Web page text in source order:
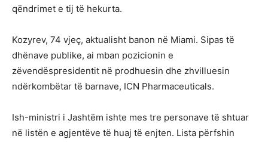
qëndrimet e tij të hekurta.
Kozyrev, 74 vjeç, aktualisht banon në Miami. Sipas të
dhënave publike, ai mban pozicionin e
zëvendëspresidentit në prodhuesin dhe zhvilluesin
ndërkombëtar të barnave, ICN Pharmaceuticals.
Ish-ministri i Jashtëm ishte mes tre personave të shtuar
në listën e agjentëve të huaj të enjten. Lista përfshin